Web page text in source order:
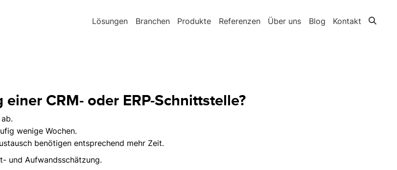
Lösungen Branchen Produkte Referenzen Über uns Blog Kontakt
CRM- oder ERP-Schnittstelle?
wenige Wochen.
benötigen entsprechend mehr Zeit.
und Aufwandsschätzung.